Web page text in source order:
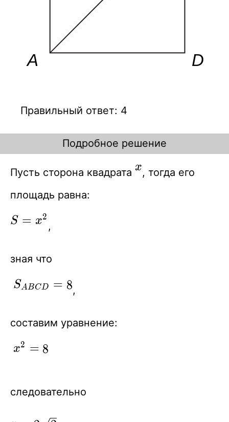
Правильный ответ: 4
Подробное решение
Пусть сторона квадрата x
x, тогда его
площадь равна:
S
S = x2
,
зная что
S_{ABCD}
SABCD = 8,
составим уравнение:
x^2
x2 = 8
следовательно